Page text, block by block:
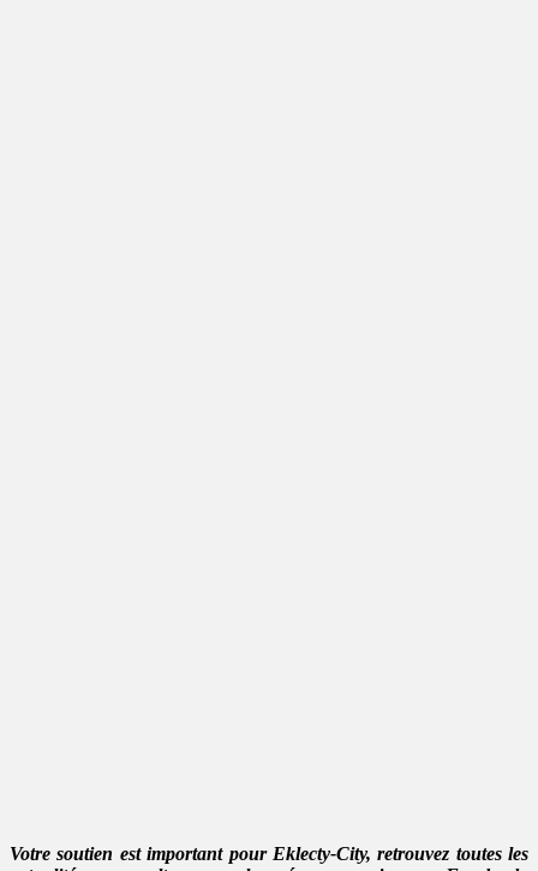
Votre soutien est important pour Eklecty-City, retrouvez toutes les